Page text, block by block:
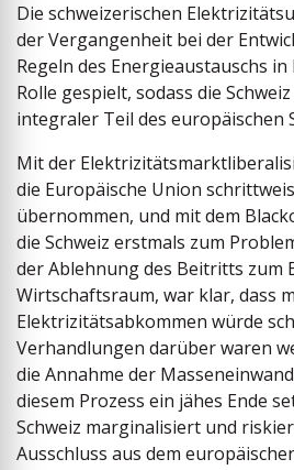
Die schweizerischen
der Vergangenheit bei der
Regeln des Energieaustauschs
Rolle gespielt, sodass die
integraler Teil des europäischen
Mit der
die Europäische Union
übernommen, und mit dem
die Schweiz erstmals zum
der Ablehnung des Beitritts zum
Wirtschaftsraum, war klar, dass
Elektrizitätsabkommen würde
Verhandlungen darüber waren
die Annahme der
diesem Prozess ein jähes Ende
Schweiz marginalisiert und
Ausschluss aus dem